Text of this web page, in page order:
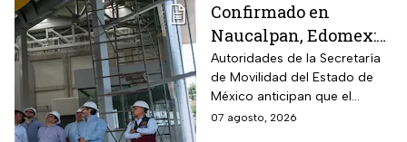
Confirmado en
Naucalpan, Edomex:
la Línea 3 del
Mexicable llega al
71,4% de avance y
anuncian cuándo
Autoridades de la Secretaría
de Movilidad del Estado de
México anticipan que el
transporte teleférico reducirá
07 agosto, 2026